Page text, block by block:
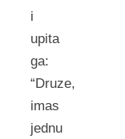
i
upita
ga:
“Druze,
imas
jednu